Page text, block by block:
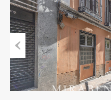
Pre
viou
s